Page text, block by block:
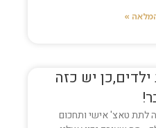
»
יש כזה
לתת טאצ' אישי ותחכום